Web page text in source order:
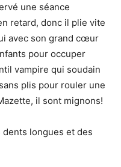
une séance
retard, donc il plie vite
avec son grand cœur
pour occuper
vampire qui soudain
plis pour rouler une
il sont mignons!
longues et des